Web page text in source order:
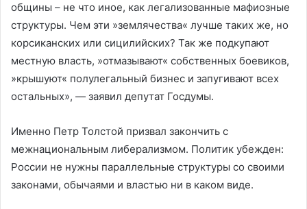
общины – не что иное, как легализованные мафиозные
структуры. Чем эти »землячества« лучше таких же, но
корсиканских или сицилийских? Так же подкупают
местную власть, »отмазывают« собственных боевиков,
»крышуют« полулегальный бизнес и запугивают всех
остальных», — заявил депутат Госдумы.
Именно Петр Толстой призвал закончить с
межнациональным либерализмом. Политик убежден:
России не нужны параллельные структуры со своими
законами, обычаями и властью ни в каком виде.